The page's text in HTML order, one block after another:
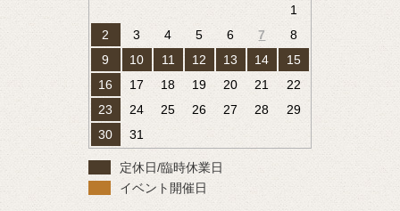
1
2
3 4 5 6 7
8
9
10 11 12 13 14
15
16
17 18 19 20 21
22
23
24 25 26 27 28
29
30
31
定休日/臨時休業日
イベント開催日